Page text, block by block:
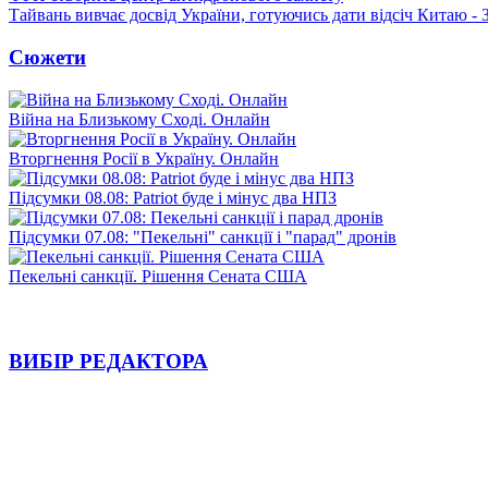
Тайвань вивчає досвід України, готуючись дати відсіч Китаю -
Сюжети
Війна на Близькому Сході. Онлайн
Вторгнення Росії в Україну. Онлайн
Підсумки 08.08: Patriot буде і мінус два НПЗ
Підсумки 07.08: "Пекельні" санкції і "парад" дронів
Пекельні санкції. Рішення Сената США
ВИБІР РЕДАКТОРА